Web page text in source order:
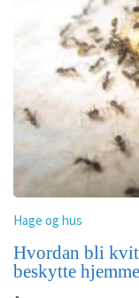
Hage og hus
Hvordan bli
beskytte